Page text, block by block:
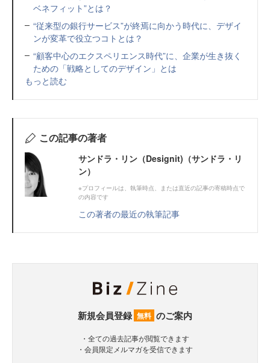
ベネフィット”とは？
“従来型の銀行サービス”が終焉に向かう時代に、デザイ
ンが変革で役立つコトとは？
“顧客中心のエクスペリエンス時代”に、企業が生き抜く
ための「戦略としてのデザイン」とは
もっと読む
この記事の著者
サンドラ・リン（Designit)（サンドラ・リ
ン）
※プロフィールは、執筆時点、または直近の記事の寄稿時点で
の内容です
この著者の最近の執筆記事
新規会員登録 無料 のご案内
・全ての過去記事が閲覧できます
・会員限定メルマガを受信できます